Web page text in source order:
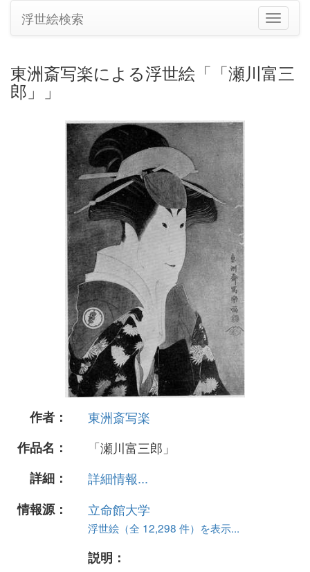
ナ
ビ
シ
浮世絵検索
東洲斎写楽による浮世絵「「瀬川富三
郎」」
作者：
東洲斎写楽
作品名：
「瀬川富三郎」
詳細：
詳細情報...
情報源：
立命館大学
浮世絵（全 12,298 件）を表示...
説明：